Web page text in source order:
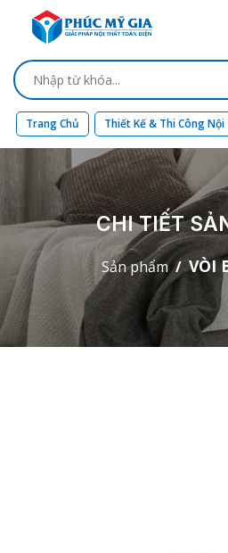
Trang Chủ Thiết Kế & Thi Công
CHI TIẾT
Sản phẩm VÒI